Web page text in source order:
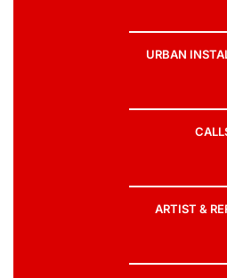
URBAN
ARTIST &